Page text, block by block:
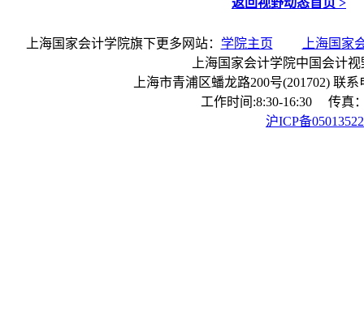
返回视野动态首页 >
上海国家会计学院旗下更多网站： 学院主页
上海国家
上海国家会计学院中国会计
上海市青浦区蟠龙路200号(201702) 联系
工作时间:8:30-16:30 传真：
沪ICP备